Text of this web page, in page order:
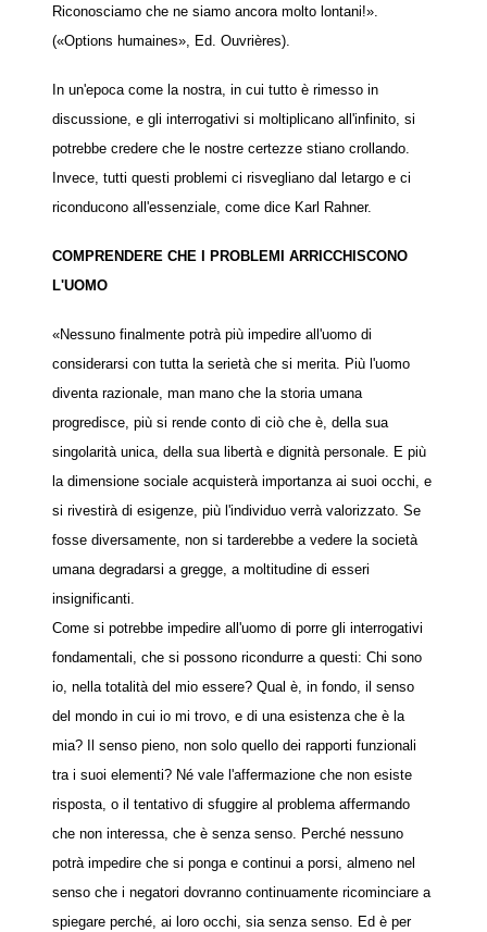
Riconosciamo che ne siamo ancora molto lontani!».
(«Options humaines», Ed. Ouvrières).
In un'epoca come la nostra, in cui tutto è rimesso in
discussione, e gli interrogativi si moltiplicano all'infinito, si
potrebbe credere che le nostre certezze stiano crollando.
Invece, tutti questi problemi ci risvegliano dal letargo e ci
riconducono all'essenziale, come dice Karl Rahner.
COMPRENDERE CHE I PROBLEMI ARRICCHISCONO
L'UOMO
«Nessuno finalmente potrà più impedire all'uomo di
considerarsi con tutta la serietà che si merita. Più l'uomo
diventa razionale, man mano che la storia umana
progredisce, più si rende conto di ciò che è, della sua
singolarità unica, della sua libertà e dignità personale. E più
la dimensione sociale acquisterà importanza ai suoi occhi, e
si rivestirà di esigenze, più l'individuo verrà valorizzato. Se
fosse diversamente, non si tarderebbe a vedere la società
umana degradarsi a gregge, a moltitudine di esseri
insignificanti.
Come si potrebbe impedire all'uomo di porre gli interrogativi
fondamentali, che si possono ricondurre a questi: Chi sono
io, nella totalità del mio essere? Qual è, in fondo, il senso
del mondo in cui io mi trovo, e di una esistenza che è la
mia? Il senso pieno, non solo quello dei rapporti funzionali
tra i suoi elementi? Né vale l'affermazione che non esiste
risposta, o il tentativo di sfuggire al problema affermando
che non interessa, che è senza senso. Perché nessuno
potrà impedire che si ponga e continui a porsi, almeno nel
senso che i negatori dovranno continuamente ricominciare a
spiegare perché, ai loro occhi, sia senza senso. Ed è per